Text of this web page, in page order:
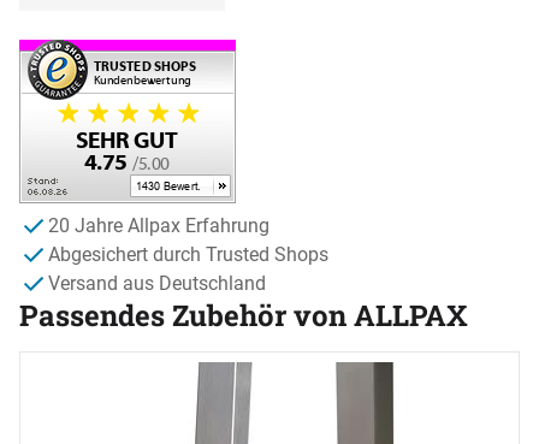
20 Jahre Allpax Erfahrung
Abgesichert durch Trusted Shops
Versand aus Deutschland
Passendes Zubehör von ALLPAX
Zubehör überspringen